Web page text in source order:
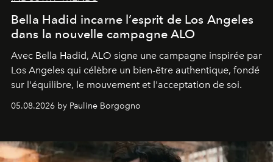
Bella Hadid incarne l’esprit de Los Angeles
dans la nouvelle campagne ALO
Avec Bella Hadid, ALO signe une campagne inspirée par
Los Angeles qui célèbre un bien-être authentique, fondé
sur l'équilibre, le mouvement et l'acceptation de soi.
05.08.2026 by Pauline Borgogno